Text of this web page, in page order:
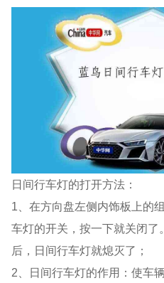
日间行车灯的打开方法：
1、在方向盘左侧内饰板上的
车灯的开关，按一下就关闭了
后，日间行车灯就熄灭了；
2、日间行车灯的作用：使车